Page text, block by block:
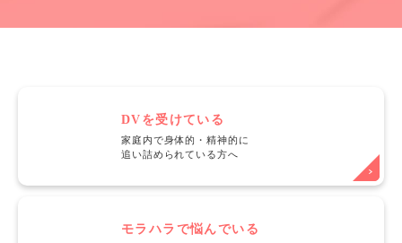
DVを受けている
家庭内で身体的・精神的に
追い詰められている方へ
モラハラで悩んでいる